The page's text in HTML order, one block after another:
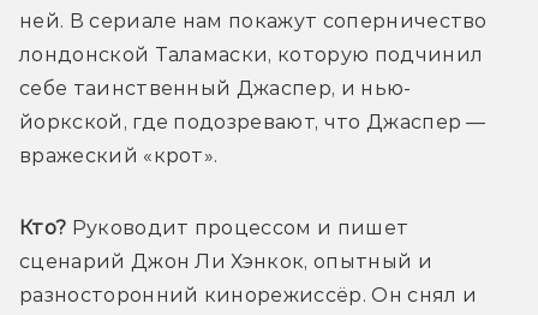
ней. В сериале нам покажут соперничество
лондонской Таламаски, которую подчинил
себе таинственный Джаспер, и нью-
йоркской, где подозревают, что Джаспер —
вражеский «крот».
Кто? Руководит процессом и пишет
сценарий Джон Ли Хэнкок, опытный и
разносторонний кинорежиссёр. Он снял и